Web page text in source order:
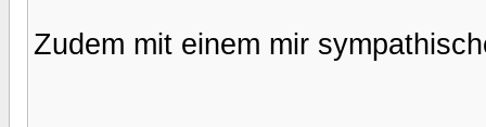
Zudem mit einem mir